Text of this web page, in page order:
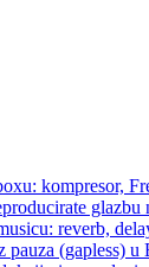
kompresor,
glazbu
reverb,
(gapless) u